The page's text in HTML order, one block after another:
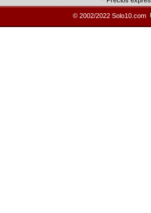
© 2002/2022 Solo10.com